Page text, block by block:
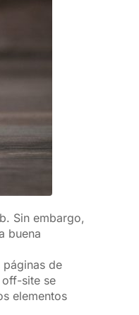
Sin embargo,
buena
de
off-site se
elementos